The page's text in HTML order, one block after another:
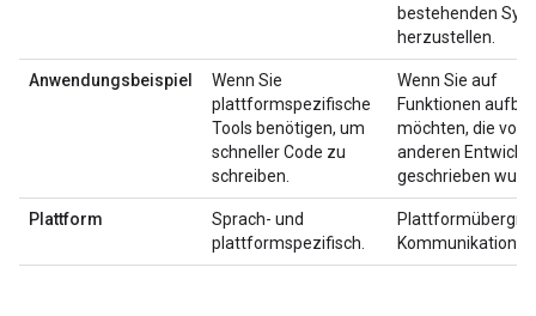
bestehenden
herzustellen.
Anwendungsbeispiel
Wenn Sie
plattformspezifische
Tools benötigen, um
schneller Code zu
schreiben.
Wenn Sie auf
Funktionen
möchten, die von
anderen
geschrieben
Plattform
Sprach- und
plattformspezifisch.
Kommunikation